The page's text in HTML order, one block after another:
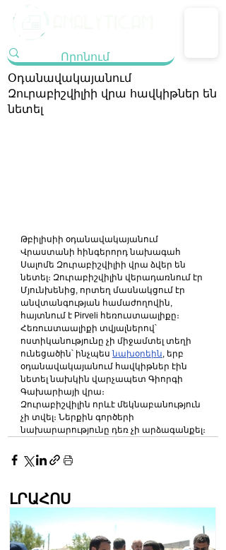
Օդանավակայանում
Զուրաբիշվիլիի վրա հավկիթներ են
նետել
Թբիլիսիի օդանավակայանում
Վրաստանի հինգերորդ նախագահ
Սալոմե Զուրաբիշվիլիի վրա ձվեր են
նետել։ Զուրաբիշվիլին վերադառնում էր
Մյունխենից, որտեղ մասնակցում էր
անվտանգության համաժողովին,
հայտնում է Pirveli հեռուստաալիքը։
Հեռուստաալիքի տվյալներով՝
ոստիկանությունը չի միջամտել տեղի
ունեցածին՝ ինչպես նախօրեին , երբ
օդանավակայանում հավկիթներ էին
նետել նախկին վարչապետ Գիորգի
Գախարիայի վրա։
Զուրաբիշվիլին որևէ մեկնաբանություն
չի տվել։ Ներքին գործերի
նախարարությունը դեռ չի արձագանքել։
ԼՐԱՀՈՍ